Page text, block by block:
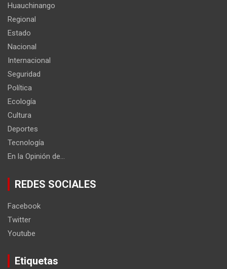
Huauchinango
Regional
Estado
Nacional
Internacional
Seguridad
Política
Ecología
Cultura
Deportes
Tecnología
En la Opinión de…
REDES SOCIALES
Facebook
Twitter
Youtube
Etiquetas